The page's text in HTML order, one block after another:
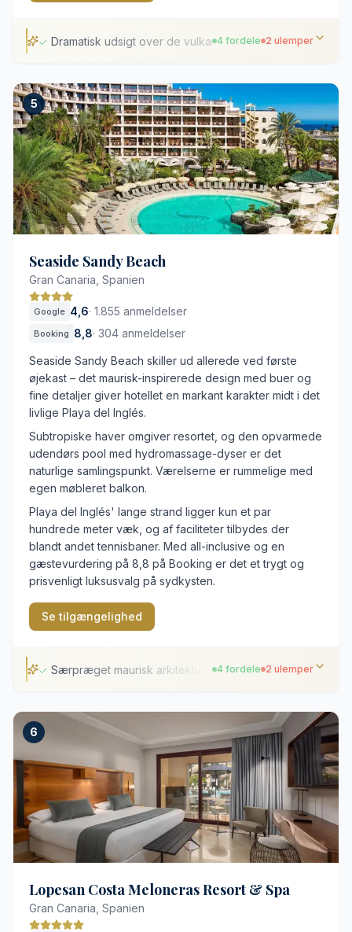
Dramatisk udsigt over de vulkanske klipper
4 fordele 2 ulemper
Dramatisk udsigt over de vulkanske klipper
Omfattende wellness- og termiske faciliteter
Saltvandspools med panoramaudsigt over Atlanten
Fredelig beliggenhed nær Puerto de las Nieves
Langt fra de sydlige turistområder
Begrænset antal parkeringspladser på stedet
5
Seaside Sandy Beach
Gran Canaria, Spanien
Google 4,6· 1.855 anmeldelser
Booking 8,8· 304 anmeldelser
Seaside Sandy Beach skiller ud allerede ved første
øjekast – det maurisk-inspirerede design med buer og
fine detaljer giver hotellet en markant karakter midt i det
livlige Playa del Inglés.
Subtropiske haver omgiver resortet, og den opvarmede
udendørs pool med hydromassage-dyser er det
naturlige samlingspunkt. Værelserne er rummelige med
egen møbleret balkon.
Playa del Inglés' lange strand ligger kun et par
hundrede meter væk, og af faciliteter tilbydes der
blandt andet tennisbaner. Med all-inclusive og en
gæstevurdering på 8,8 på Booking er det et trygt og
prisvenligt luksusvalg på sydkysten.
Se tilgængelighed
Særpræget maurisk arkitektur 4 fordele 2 ulemper
Særpræget maurisk arkitektur
Opvarmet pool med hydromassagedyser
Møbleret balkon på alle værelser
Frodige, subtropiske haveanlæg
Badekåber skal bestilles separat
Kort gåtur til stranden
6
Lopesan Costa Meloneras Resort & Spa
Gran Canaria, Spanien